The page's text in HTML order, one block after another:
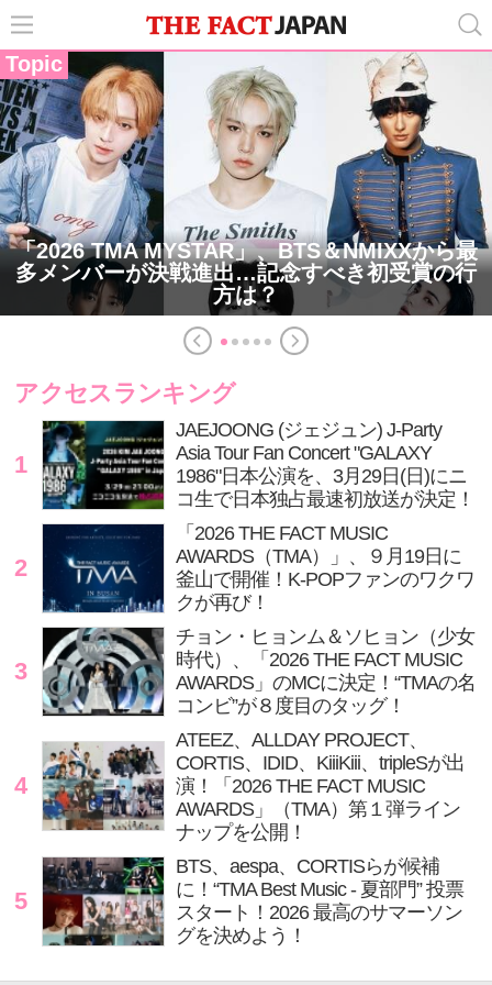
Topic
「2026 TMA MYSTAR」、BTS＆NMIXXから最
多メンバーが決戦進出…記念すべき初受賞の行
方は？
アクセスランキング
1
JAEJOONG (ジェジュン) J-Party
Asia Tour Fan Concert "GALAXY
1986"日本公演を、3月29日(日)にニ
コ生で日本独占最速初放送が決定！
2
「2026 THE FACT MUSIC
AWARDS（TMA）」、９月19日に
釜山で開催！K-POPファンのワクワ
クが再び！
3
チョン・ヒョンム＆ソヒョン（少女
時代）、「2026 THE FACT MUSIC
AWARDS」のMCに決定！“TMAの名
コンビ”が８度目のタッグ！
4
ATEEZ、ALLDAY PROJECT、
CORTIS、IDID、KiiiKiii、tripleSが出
演！「2026 THE FACT MUSIC
AWARDS」（TMA）第１弾ライン
ナップを公開！
5
BTS、aespa、CORTISらが候補
に！“TMA Best Music - 夏部門” 投票
スタート！2026 最高のサマーソン
グを決めよう！